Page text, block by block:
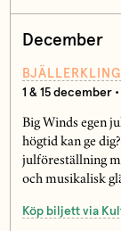
December
BJÄLLERKLING
1 & 15 december
Big Winds egen
högtid kan ge
julföreställning
och musikalisk
Köp biljett via